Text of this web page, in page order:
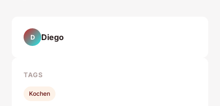
D Diego
TAGS
Kochen